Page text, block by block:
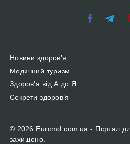
Новини здоров’я
Медичний туризм
Здоров’я від А до Я
Секрети здоров’я
© 2026 Euromd.com.ua - Портал
захищено.